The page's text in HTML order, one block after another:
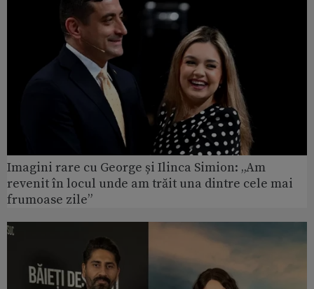
Imagini rare cu George și Ilinca Simion: „Am
revenit în locul unde am trăit una dintre cele mai
frumoase zile”